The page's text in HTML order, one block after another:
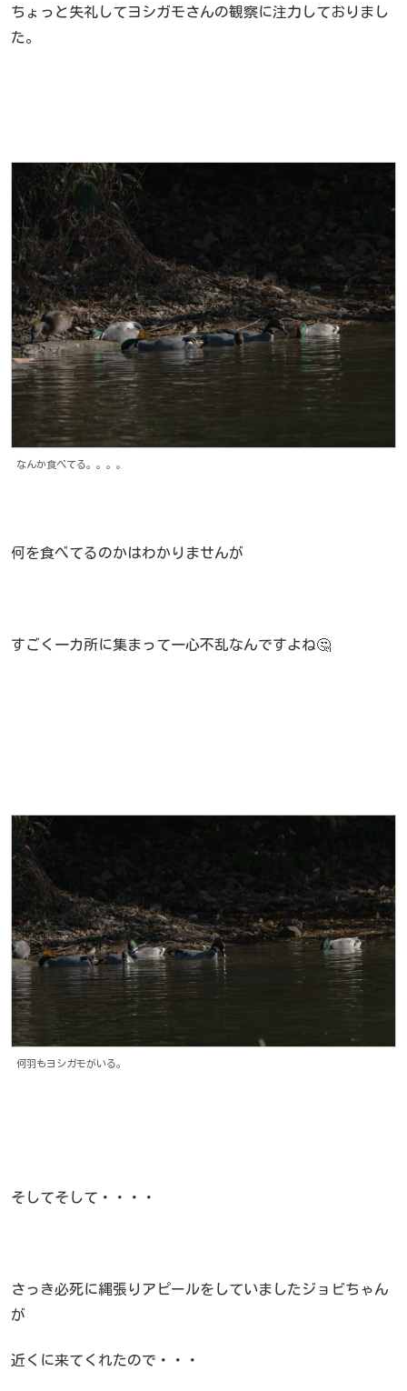
ちょっと失礼してヨシガモさんの観察に注力しておりまし
た。
なんか食べてる。。。。
何を食べてるのかはわかりませんが
すごく一カ所に集まって一心不乱なんですよね🤔
何羽もヨシガモがいる。
そしてそして・・・・
さっき必死に縄張りアピールをしていましたジョビちゃん
が
近くに来てくれたので・・・